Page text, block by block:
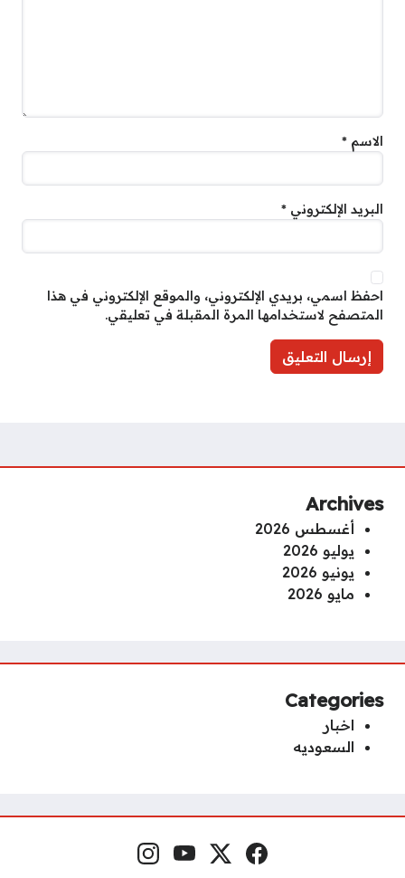
الاسم *
البريد الإلكتروني *
احفظ اسمي، بريدي الإلكتروني، والموقع الإلكتروني في هذا
المتصفح لاستخدامها المرة المقبلة في تعليقي.
Archives
أغسطس 2026
يوليو 2026
يونيو 2026
مايو 2026
Categories
اخبار
السعوديه
مواقع التواصل فيسبوكمنصة إكس
يوتيوبإنستغرام